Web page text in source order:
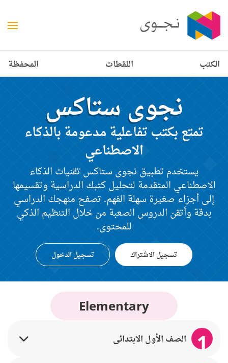
الكتب اللقطات المحفظة
نجوى ستاكس
تمتع بكتب تفاعلية مدعومة بالذكاء
الاصطناعي
يستخدم تطبيق نجوى ستاكس تقنيات الذكاء
الاصطناعي المتقدمة لتحليل كتبك الدراسية وتقسيمها
إلى أجزاء صغيرة سهلة الفهم. تصفح منهجك الدراسي
بدقة وأتقن الدروس الصعبة من خلال التنظيم الذكي
للمحتوى.
تسجيل الاشتراك تسجيل الدخول
Elementary
1 الصف الأول الابتدائي